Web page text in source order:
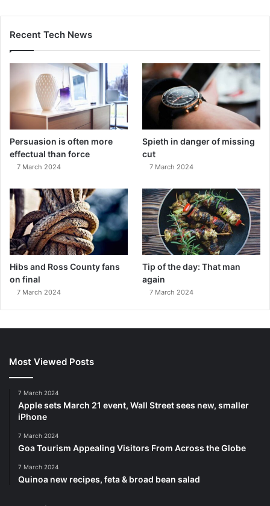
Recent Tech News
Persuasion is often more
effectual than force
7 March 2024
Spieth in danger of missing
cut
7 March 2024
Hibs and Ross County fans
on final
7 March 2024
Tip of the day: That man
again
7 March 2024
Most Viewed Posts
7 March 2024
Apple sets March 21 event, Wall Street sees new, smaller
iPhone
7 March 2024
Goa Tourism Appealing Visitors From Across the Globe
7 March 2024
Quinoa new recipes, feta & broad bean salad